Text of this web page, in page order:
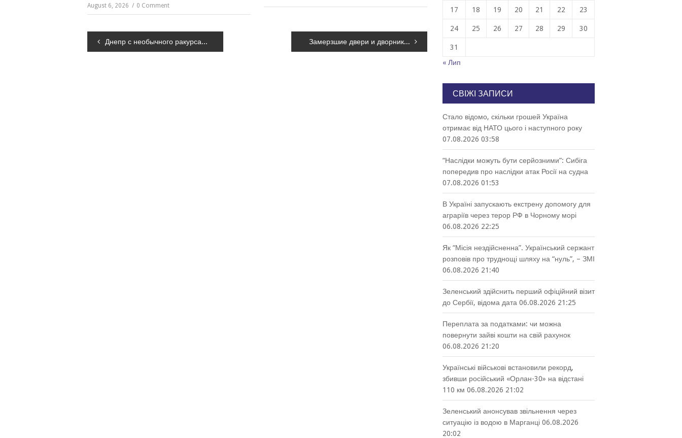
August 6, 2026 0 Comment
Навігація
Днепр с необычного ракурса: видео с троллейбусной штанги Замерзшие двери и дворники: что не нужно делать с автомобилями зимой
17 18 19 20 21 22 23
24 25 26 27 28 29 30
31
« Лип
СВІЖІ ЗАПИСИ
Стало відомо, скільки грошей Україна
отримає від НАТО цього і наступного року
07.08.2026 03:58
“Наслідки можуть бути серйозними”: Сибіга
попередив про наслідки атак Росії на судна
07.08.2026 01:53
В Україні запускають екстрену допомогу для
аграріїв через терор РФ в Чорному морі
06.08.2026 22:25
Як “Місія нездійсненна”. Український сержант
розповів про труднощі шляху на “нуль”, – ЗМІ
06.08.2026 21:40
Зеленський здійснить перший офіційний візит
до Сербії, відома дата 06.08.2026 21:25
Переплата за податками: чи можна
повернути зайві кошти на свій рахунок
06.08.2026 21:20
Українські військові встановили рекорд,
збивши російський «Орлан-30» на відстані
110 км 06.08.2026 21:02
Зеленський анонсував звільнення через
ситуацію із водою в Марганці 06.08.2026
20:02